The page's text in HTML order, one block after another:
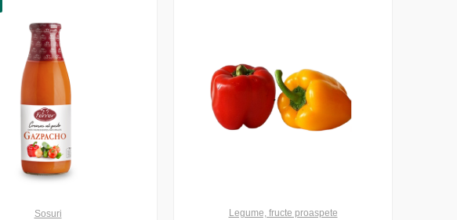
Sosuri
Legume, fructe proaspete